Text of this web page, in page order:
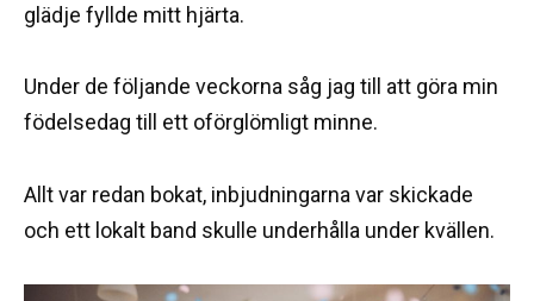
glädje fyllde mitt hjärta.
Under de följande veckorna såg jag till att göra min
födelsedag till ett oförglömligt minne.
Allt var redan bokat, inbjudningarna var skickade
och ett lokalt band skulle underhålla under kvällen.